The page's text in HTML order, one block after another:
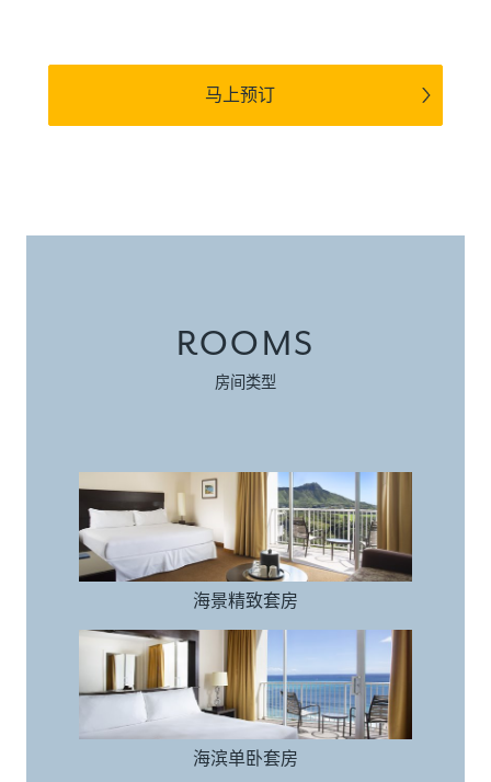
马上预订
ROOMS
房间类型
海景精致套房
海滨单卧套房
海滨单卧套房